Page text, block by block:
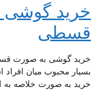
خرید
قسطی
خرید گوشی به صورت
بسیار محبوب میان
خرید به صورت خلاصه